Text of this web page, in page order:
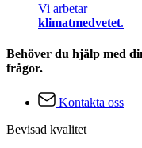
Vi arbetar
klimatmedvetet.
Behöver du hjälp med
frågor.
Kontakta oss
Bevisad kvalitet